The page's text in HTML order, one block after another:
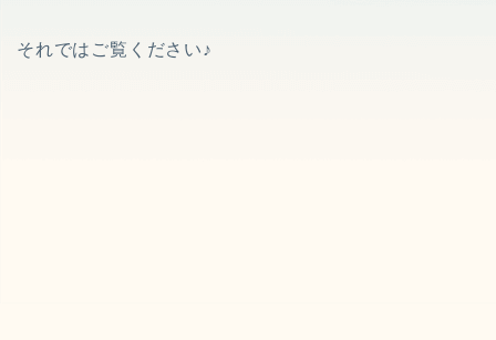
それではご覧ください♪